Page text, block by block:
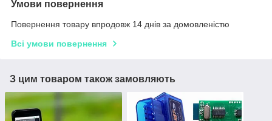
Умови повернення
Повернення товару впродовж 14 днів за домовленістю
Всі умови повернення
З цим товаром також замовляють